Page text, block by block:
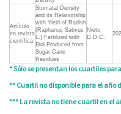
Artículo
en revista
científica
Stomatal Density
and its Relationship
with Yield of Radish
(Raphanus Sativus
L.) Fertilized with
Biol Produced from
Sugar Cane
Residues
Nieto
D.D.C.
* Sólo se presentan los cuartiles
** Cuartil no disponible para el año
*** La revista no tiene cuartil en el